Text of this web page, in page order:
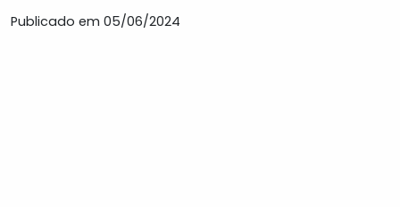
Publicado em 05/06/2024